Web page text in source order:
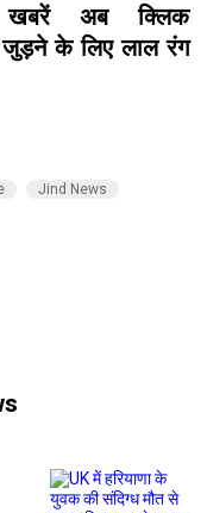
खबरें अब क्लिक
के लिए लाल रंग
Jind News